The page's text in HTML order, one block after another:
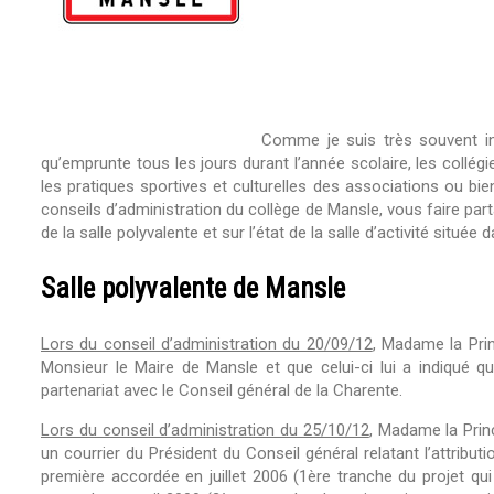
Comme je suis très souvent
qu’emprunte tous les jours durant l’année scolaire, les
les pratiques sportives et culturelles des associations ou
conseils d’administration du collège de Mansle, vous faire
de la salle polyvalente et sur l’état de la salle d’activité située
Salle polyvalente de Mansle
Lors du conseil d’administration du 20/09/12, Madame la
Monsieur le Maire de Mansle et que celui-ci lui a indiqué
partenariat avec le Conseil général de la Charente.
Lors du conseil d’administration du 25/10/12, Madame la
un courrier du Président du Conseil général relatant
première accordée en juillet 2006 (1ère tranche du projet